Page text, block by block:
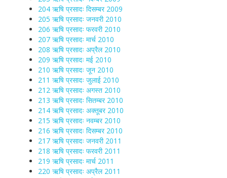
204 ऋषि प्रसादः दिसम्बर 2009
205 ऋषि प्रसादः जनवरी 2010
206 ऋषि प्रसादः फरवरी 2010
207 ऋषि प्रसादः मार्च 2010
208 ऋषि प्रसादः अप्रैल 2010
209 ऋषि प्रसादः मई 2010
210 ऋषि प्रसादः जून 2010
211 ऋषि प्रसादः जुलाई 2010
212 ऋषि प्रसादः अगस्त 2010
213 ऋषि प्रसादः सितम्बर 2010
214 ऋषि प्रसादः अक्तूबर 2010
215 ऋषि प्रसादः नवम्बर 2010
216 ऋषि प्रसादः दिसम्बर 2010
217 ऋषि प्रसादः जनवरी 2011
218 ऋषि प्रसादः फरवरी 2011
219 ऋषि प्रसादः मार्च 2011
220 ऋषि प्रसादः अप्रैल 2011